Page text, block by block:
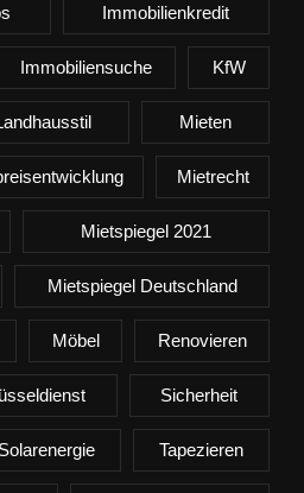
Immobilienkredit
Immobiliensuche KfW
Mieten
Mietrecht
Mietspiegel 2021
Mietspiegel Deutschland
Möbel Renovieren
Sicherheit
Solarenergie Tapezieren